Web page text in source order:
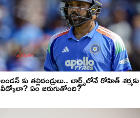
లండన్ కు తల్లిదండ్రులు.. లార్డ్స్‌లోనే రోహిత్ శర్మకు
వీడ్కోలా? ఏం జరుగుతోంది?